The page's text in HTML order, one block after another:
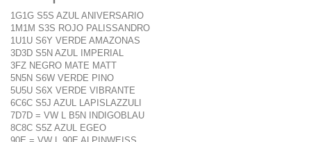
1G1G S5S AZUL ANIVERSARIO
1M1M S3S ROJO PALISSANDRO
1U1U S6Y VERDE AMAZONAS
3D3D S5N AZUL IMPERIAL
3FZ NEGRO MATE MATT
5N5N S6W VERDE PINO
5U5U S6X VERDE VIBRANTE
6C6C S5J AZUL LAPISLAZZULI
7D7D = VW L B5N INDIGOBLAU
8C8C S5Z AZUL EGEO